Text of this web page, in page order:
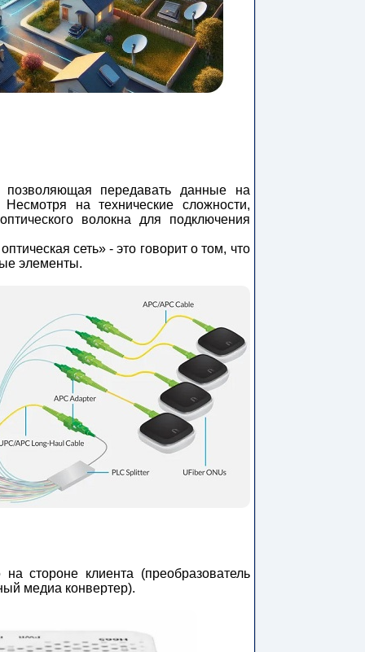
передавать данные на
на технические сложности,
волокна для подключения
сеть» - это говорит о том, что
элементы.
стороне клиента (преобразователь
медиа конвертер).